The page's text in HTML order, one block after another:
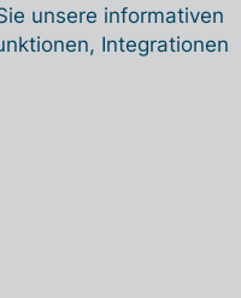
unsere informativen
Integrationen